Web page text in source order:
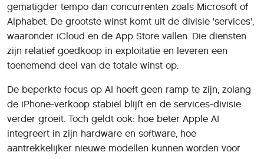
gematigder tempo dan concurrenten zoals Microsoft of
Alphabet. De grootste winst komt uit de divisie 'services',
waaronder iCloud en de App Store vallen. Die diensten
zijn relatief goedkoop in exploitatie en leveren een
toenemend deel van de totale winst op.
De beperkte focus op AI hoeft geen ramp te zijn, zolang
de iPhone-verkoop stabiel blijft en de services-divisie
verder groeit. Toch geldt ook: hoe beter Apple AI
integreert in zijn hardware en software, hoe
aantrekkelijker nieuwe modellen kunnen worden voor